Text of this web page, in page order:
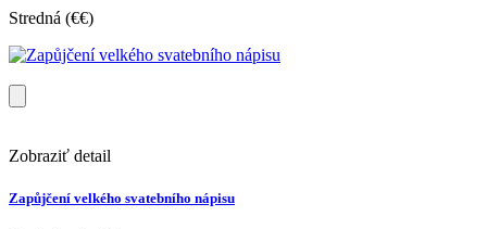
Stredná (€€)
Zobraziť detail
Zapůjčení velkého svatebního nápisu